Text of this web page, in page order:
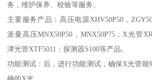
务，维护保养、校验等服务。
主要服务产品：高压电源XHV50P50，
派曼高压MNX50P50，MNX50P75；X光管
津光管XTF5011；探测器S100等产品。
功能测试：后，进行功能测试，确保X光管
确的X光。